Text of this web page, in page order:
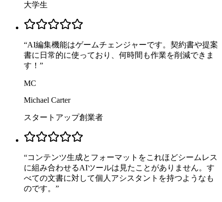
大学生
“AI編集機能はゲームチェンジャーです。契約書や提案
書に日常的に使っており、何時間も作業を削減できま
す！ ”
MC
Michael Carter
スタートアップ創業者
“コンテンツ生成とフォーマットをこれほどシームレス
に組み合わせるAIツールは見たことがありません。す
べての文書に対して個人アシスタントを持つようなも
のです。 ”